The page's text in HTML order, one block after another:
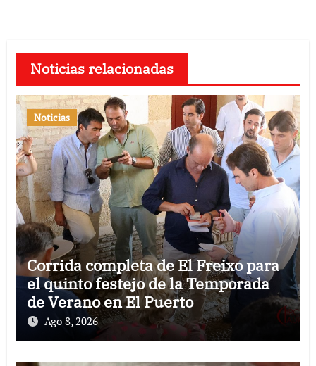
Noticias relacionadas
Noticias
Corrida completa de El Freixo para
el quinto festejo de la Temporada
de Verano en El Puerto
Ago 8, 2026